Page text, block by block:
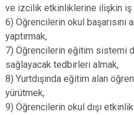
ve izcilik etkinliklerine ilişkin iş
6) Öğrencilerin okul başarısını
yaptırmak,
7) Öğrencilerin eğitim sistemi
sağlayacak tedbirleri almak,
8) Yurtdışında eğitim alan
yürütmek,
9) Öğrencilerin okul dışı